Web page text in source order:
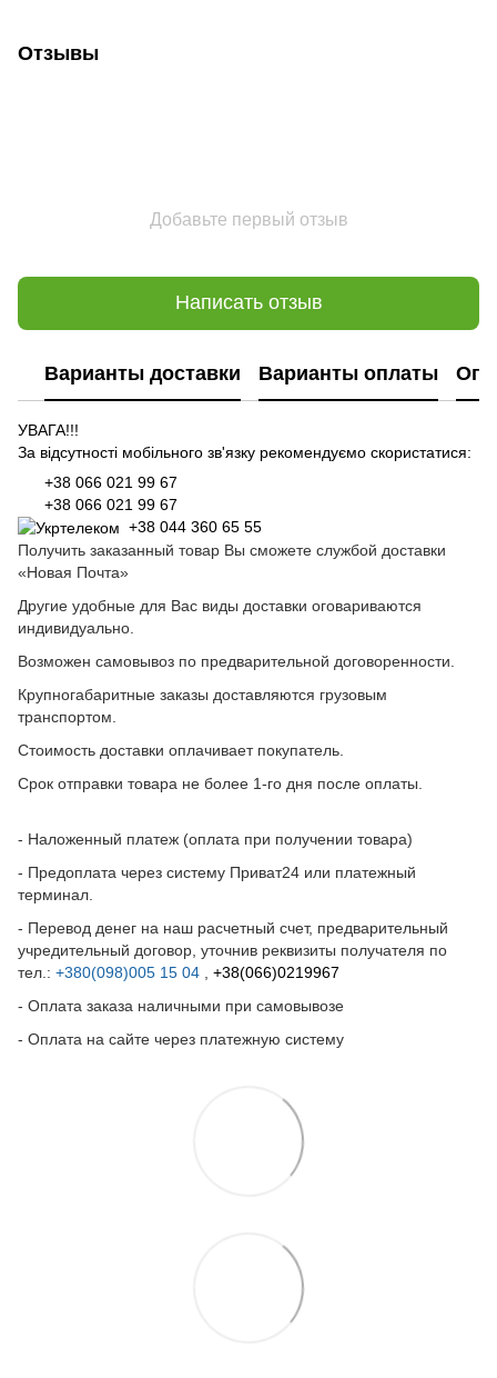
Отзывы
Добавьте первый отзыв
Написать отзыв
Варианты доставки Варианты оплаты
УВАГА!!!
За відсутності мобільного зв'язку рекомендуємо скористатися:
+38 066 021 99 67
+38 066 021 99 67
+38 044 360 65 55
Получить заказанный товар Вы сможете службой доставки
«Новая Почта»
Другие удобные для Вас виды доставки оговариваются
индивидуально.
Возможен самовывоз по предварительной договоренности.
Крупногабаритные заказы доставляются грузовым
транспортом.
Стоимость доставки оплачивает покупатель.
Срок отправки товара не более 1-го дня после оплаты.
- Наложенный платеж (оплата при получении товара)
- Предоплата через систему Приват24 или платежный
терминал.
- Перевод денег на наш расчетный счет, предварительный
учредительный договор, уточнив реквизиты получателя по
тел.: +380(098)005 15 04
+38(066)0219967
- Оплата заказа наличными при самовывозе
- Оплата на сайте через платежную систему